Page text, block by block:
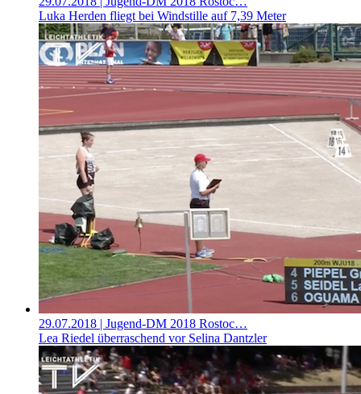
Luka Herden fliegt bei Windstille auf 7,39 Meter
29.07.2018 | Jugend-DM 2018 Rostoc…
Lea Riedel überraschend vor Selina Dantzler